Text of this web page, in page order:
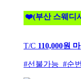
❤️(부산 스웨디
T/C 110,000원
#선불가능 #순